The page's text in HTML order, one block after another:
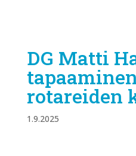
DG Matti
rotareiden
1.9.2025